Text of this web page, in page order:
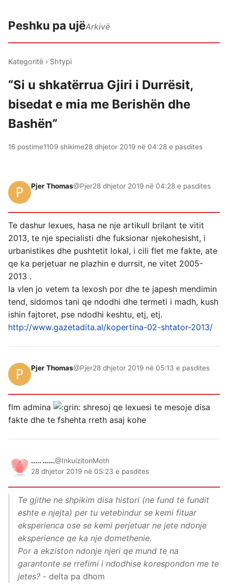
Peshku pa ujëArkivë
Kategoritë › Shtypi
“Si u shkatërrua Gjiri i Durrësit,
bisedat e mia me Berishën dhe
Bashën”
16 postime1109 shikime28 dhjetor 2019 në 04:28 e pasdites
Pjer Thomas@Pjer28 dhjetor 2019 në 04:28 e pasdites
Te dashur lexues, hasa ne nje artikull brilant te vitit
2013, te nje specialisti dhe fuksionar njekohesisht, i
urbanistikes dhe pushtetit lokal, i cili flet me fakte, ate
qe ka perjetuar ne plazhin e durrsit, ne vitet 2005-
2013 .
Ia vlen jo vetem ta lexosh por dhe te japesh mendimin
tend, sidomos tani qe ndodhi dhe termeti i madh, kush
ishin fajtoret, pse ndodhi keshtu, etj, etj.
http://www.gazetadita.al/kopertina-02-shtator-2013/
Pjer Thomas@Pjer28 dhjetor 2019 në 05:13 e pasdites
flm admina
shresoj qe lexuesi te mesoje disa
fakte dhe te fshehta rreth asaj kohe
..... ......@InkuizitoriMoth
28 dhjetor 2019 në 05:23 e pasdites
Te gjithe ne shpikim disa histori (ne fund te fundit
eshte e njejta) per tu vetebindur se kemi fituar
eksperienca ose se kemi perjetuar ne jete ndonje
eksperience qe ka nje domethenie.
Por a ekziston ndonje njeri qe mund te na
garantonte se rrefimi i ndodhise korespondon me te
jetes? - delta pa dhom